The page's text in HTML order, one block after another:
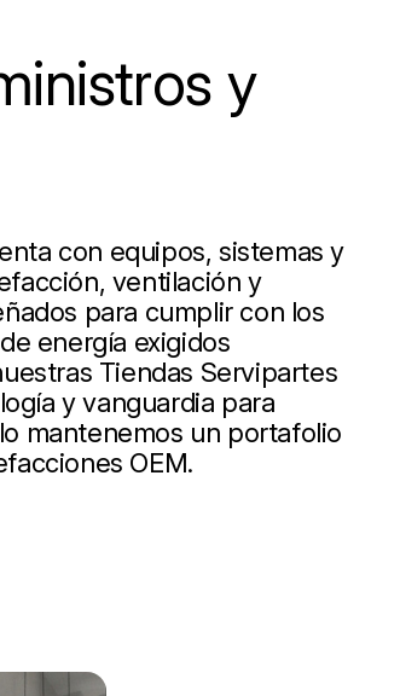
y
con equipos, sistemas y
ventilación y
para cumplir con los
energía exigidos
Tiendas Servipartes
y vanguardia para
mantenemos un portafolio
OEM.